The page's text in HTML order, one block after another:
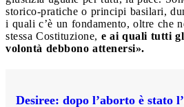
storico-pratiche o principi basilari,
i quali c’è un fondamento, oltre che
stessa Costituzione, e ai quali tutti
volontà debbono attenersi».
Desiree: dopo l’aborto è stato